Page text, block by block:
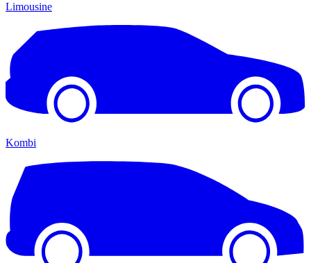
Limousine
Kombi